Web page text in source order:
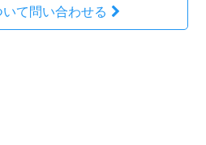
て問い合わせる